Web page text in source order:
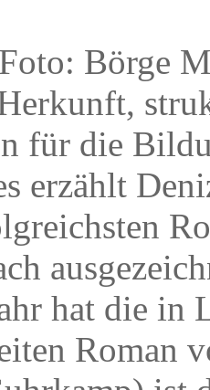
Börge
für die
erzählt
hat die in
Roman